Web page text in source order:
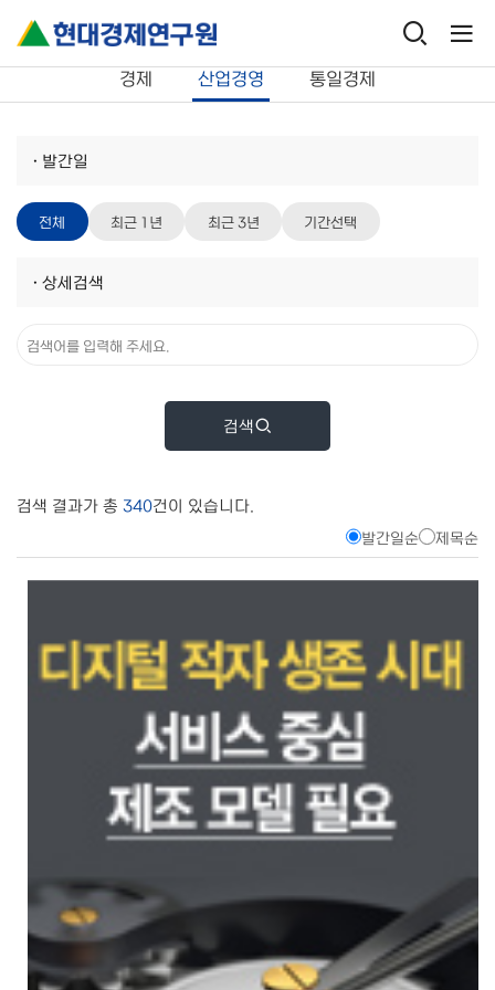
연구보고서
경제 산업경영 통일경제
· 발간일
전체 최근 1년 최근 3년 기간선택
· 상세검색
검색
검색 결과가 총 340건이 있습니다.
발간일순 제목순